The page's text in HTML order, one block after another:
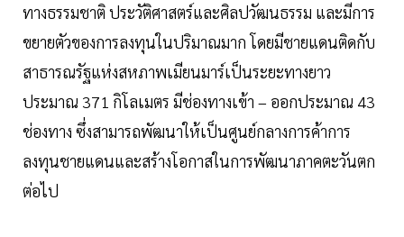
ทางธรรมชาติ ประวัติศาสตร์และศิลปวัฒนธรรม และมีการ
ขยายตัวของการลงทุนในปริมาณมาก โดยมีชายแดนติดกับ
สาธารณรัฐแห่งสหภาพเมียนมาร์เป็นระยะทางยาว
ประมาณ 371 กิโลเมตร มีช่องทางเข้า – ออกประมาณ 43
ช่องทาง ซึ่งสามารถพัฒนาให้เป็นศูนย์กลางการค้าการ
ลงทุนชายแดนและสร้างโอกาสในการพัฒนาภาคตะวันตก
ต่อไป